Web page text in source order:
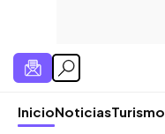
InicioNoticiasTurismo